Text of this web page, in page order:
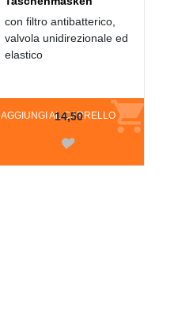
con filtro antibatterico,
valvola unidirezionale ed
elastico
AGGIUNGI AL CARRELLO
14,50